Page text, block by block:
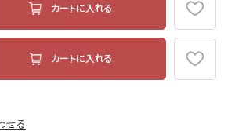
カートに入れる
カートに入れる
せる